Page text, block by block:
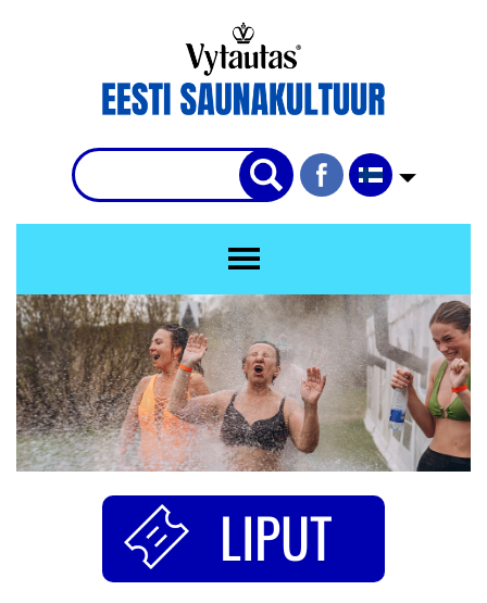
LIPUT